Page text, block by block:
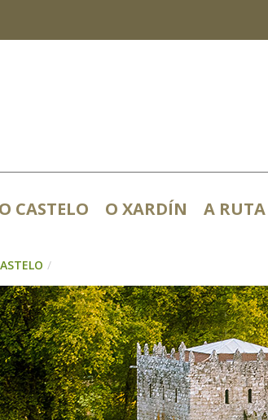
O CASTELO O XARDÍN A
/